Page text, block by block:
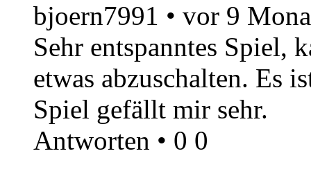
bjoern7991 • vor 9
Sehr entspanntes Spiel,
etwas abzuschalten. Es
Spiel gefällt mir sehr.
Antworten • 0 0